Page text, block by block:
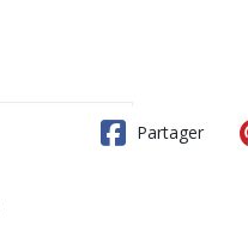
Partager